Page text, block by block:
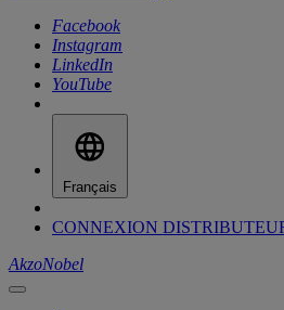
Facebook
Instagram
LinkedIn
YouTube
Français
CONNEXION
AkzoNobel